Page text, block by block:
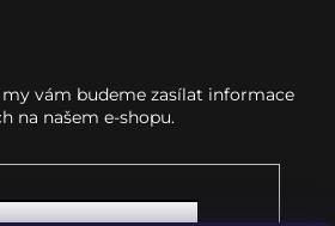
vám budeme zasílat informace
na našem e-shopu.